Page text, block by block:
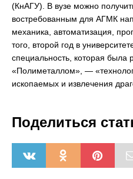
(КнАГУ). В вузе можно
востребованным для АГМК
механика, автоматизация,
того, второй год в
специальность, которая была
«Полиметаллом», —
ископаемых и извлечения
Поделиться